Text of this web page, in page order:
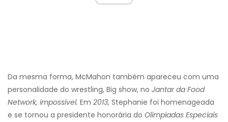
Da mesma forma, McMahon também apareceu com uma
personalidade do wrestling, Big show, no Jantar da Food
Network, impossível. Em 2013, Stephanie foi homenageada
e se tornou a presidente honorária do Olimpíadas Especiais